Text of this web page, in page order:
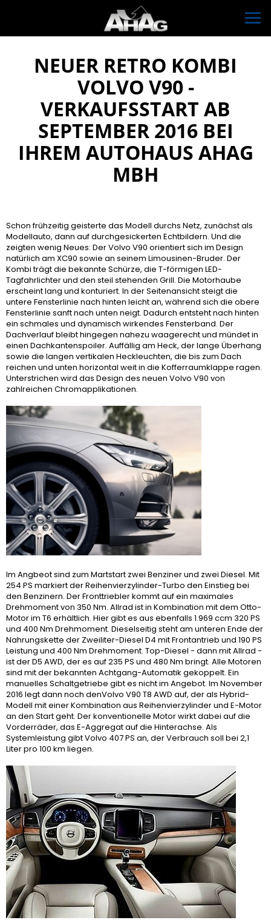
NEUER RETRO KOMBI
VOLVO V90 -
VERKAUFSSTART AB
SEPTEMBER 2016 BEI
IHREM AUTOHAUS AHAG
MBH
Schon frühzeitig geisterte das Modell durchs Netz, zunächst als
Modellauto, dann auf durchgesickerten Echtbildern. Und die
zeigten wenig Neues: Der Volvo V90 orientiert sich im Design
natürlich am XC90 sowie an seinem Limousinen-Bruder. Der
Kombi trägt die bekannte Schürze, die T-förmigen LED-
Tagfahrlichter und den steil stehenden Grill. Die Motorhaube
erscheint lang und konturiert. In der Seitenansicht steigt die
untere Fensterlinie nach hinten leicht an, während sich die obere
Fensterlinie sanft nach unten neigt. Dadurch entsteht nach hinten
ein schmales und dynamisch wirkendes Fensterband. Der
Dachverlauf bleibt hingegen nahezu waagerecht und mündet in
einen Dachkantenspoiler. Auffällig am Heck, der lange Überhang
sowie die langen vertikalen Heckleuchten, die bis zum Dach
reichen und unten horizontal weit in die Kofferraumklappe ragen.
Unterstrichen wird das Design des neuen Volvo V90 von
zahlreichen Chromapplikationen.
Im Angbeot sind zum Martstart zwei Benziner und zwei Diesel. Mit
254 PS markiert der Reihenvierzylinder-Turbo den Einstieg bei
den Benzinern. Der Fronttriebler kommt auf ein maximales
Drehmoment von 350 Nm. Allrad ist in Kombination mit dem Otto-
Motor im T6 erhältlich. Hier gibt es aus ebenfalls 1.969 ccm 320 PS
und 400 Nm Drehmoment. Dieselseitig steht am unteren Ende der
Nahrungskette der Zweiliter-Diesel D4 mit Frontantrieb und 190 PS
Leistung und 400 Nm Drehmoment. Top-Diesel - dann mit Allrad -
ist der D5 AWD, der es auf 235 PS und 480 Nm bringt. Alle Motoren
sind mit der bekannten Achtgang-Automatik gekoppelt. Ein
manuelles Schaltgetriebe gibt es nicht im Angebot. Im November
2016 legt dann noch denVolvo V90 T8 AWD auf, der als Hybrid-
Modell mit einer Kombination aus Reihenvierzylinder und E-Motor
an den Start geht. Der konventionelle Motor wirkt dabei auf die
Vorderräder, das E-Aggregat auf die Hinterachse. Als
Systemleistung gibt Volvo 407 PS an, der Verbrauch soll bei 2,1
Liter pro 100 km liegen.